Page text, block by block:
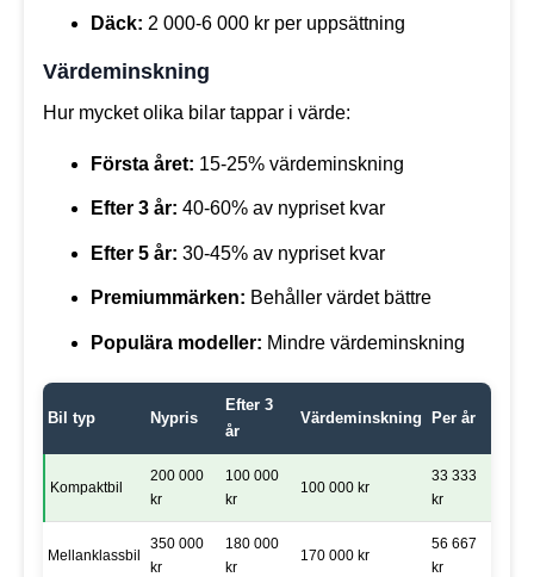
Däck: 2 000-6 000 kr per uppsättning
Värdeminskning
Hur mycket olika bilar tappar i värde:
Första året: 15-25% värdeminskning
Efter 3 år: 40-60% av nypriset kvar
Efter 5 år: 30-45% av nypriset kvar
Premiummärken: Behåller värdet bättre
Populära modeller: Mindre värdeminskning
Bil typ Nypris
Efter 3
år
Värdeminskning Per år
Kompaktbil
200 000
kr
100 000
kr
100 000 kr
33 333
kr
Mellanklassbil
350 000
kr
180 000
kr
170 000 kr
56 667
kr